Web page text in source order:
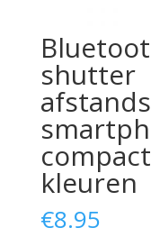
shutter
kleuren
€8.95